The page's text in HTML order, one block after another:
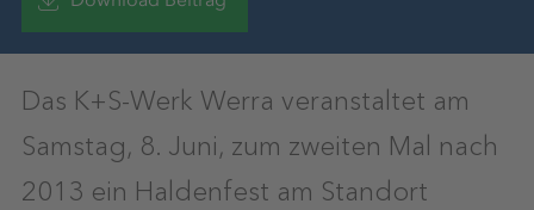
Das K+S-Werk Werra veranstaltet am
Samstag, 8. Juni, zum zweiten Mal nach
2013 ein Haldenfest am Standort